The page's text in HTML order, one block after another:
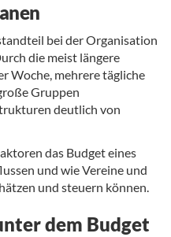
bei der Organisation
die meist längere
Woche, mehrere tägliche
Gruppen
deutlich von
das Budget eines
und wie Vereine und
und steuern können.
dem Budget